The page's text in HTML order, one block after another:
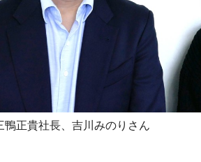
鴨正貴社長、吉川みのりさん